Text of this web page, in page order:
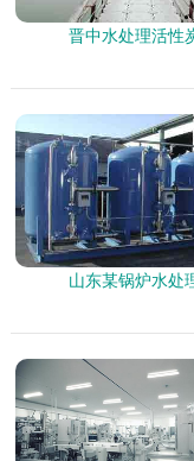
晋中水处理活性
山东某锅炉水处